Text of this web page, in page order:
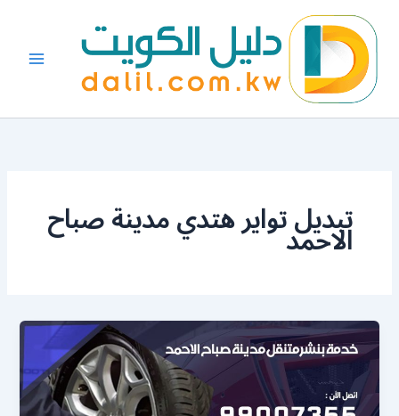
المحتوى
تبديل تواير هتدي مدينة صباح
الاحمد